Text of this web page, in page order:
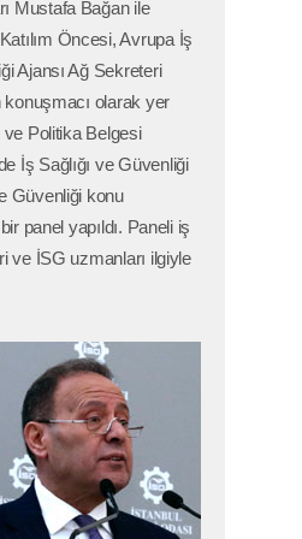
Mustafa Bağan ile
Öncesi, Avrupa İş
Ajansı Ağ Sekreteri
konuşmacı olarak yer
ve Politika Belgesi
İş Sağlığı ve Güvenliği
Güvenliği konu
panel yapıldı. Paneli iş
ve İSG uzmanları ilgiyle